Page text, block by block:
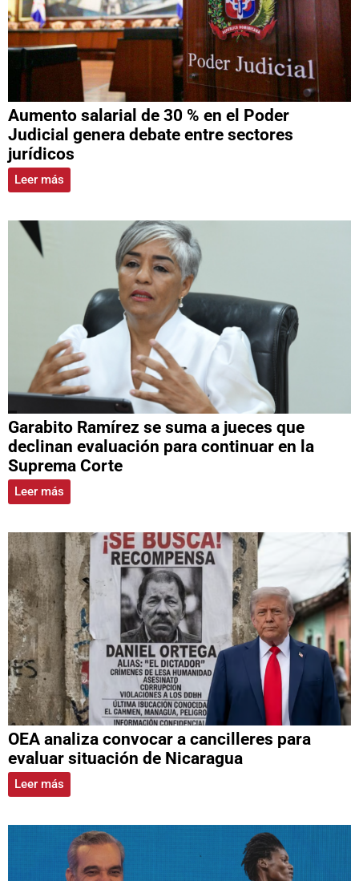
Aumento salarial de 30 % en el Poder
Judicial genera debate entre sectores
jurídicos
Leer más
Garabito Ramírez se suma a jueces que
declinan evaluación para continuar en la
Suprema Corte
Leer más
OEA analiza convocar a cancilleres para
evaluar situación de Nicaragua
Leer más